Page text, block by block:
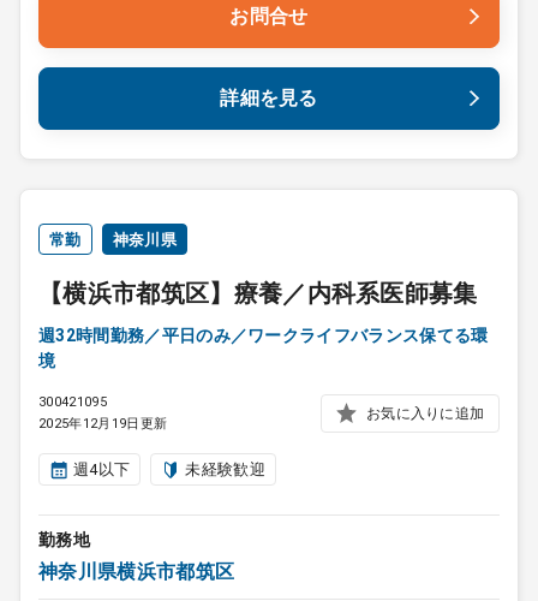
お問合せ
詳細を見る
常勤 神奈川県
【横浜市都筑区】療養／内科系医師募集
週32時間勤務／平日のみ／ワークライフバランス保てる環
境
300421095
2025年12月19日更新
お気に入りに追加
週4以下 未経験歓迎
勤務地
神奈川県横浜市都筑区